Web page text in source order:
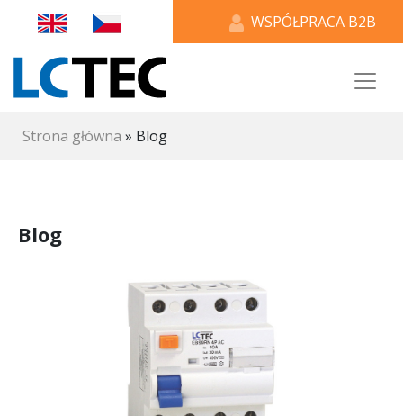
WSPÓŁPRACA B2B
Strona główna » Blog
Blog